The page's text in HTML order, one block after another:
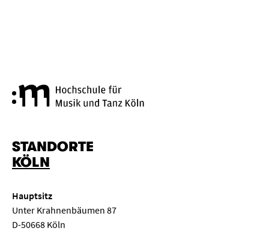
STANDORTE
KÖLN
Hauptsitz
Unter Krahnenbäumen 87
D-50668 Köln